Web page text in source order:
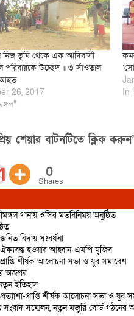
নিজ ভুমি থেকে এক আদিবাসী
পরিবারকে উচ্ছেদ ॥ ৩ সাঁওতাল
26, 2017
In
শেয়ার বাটনটিতে ক্লিক
0
Shares
থানায় ওসির মতবিনিময় অনুষ্ঠিত
বিদায় সংবর্ধনা
হওয়ার আহ্বান-এমপি মুজিব
শীর্ষক আলোচনা সভা ও যুব সমাবেশ
অজগর
ইতিহাস
প্রাপ্তি শীর্ষক আলোচনা সভা ও যুব
সংবাদ সম্মেলন, নতুন মজুরি বোর্ড গঠনের